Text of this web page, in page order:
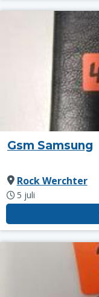
Gsm Samsung
Rock Werchter
5 juli